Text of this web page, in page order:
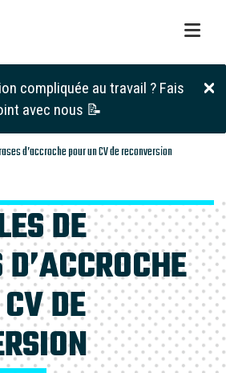
compliquée au travail ? Fais
avec nous 📝
d’accroche pour un CV de reconversion
DE
DE